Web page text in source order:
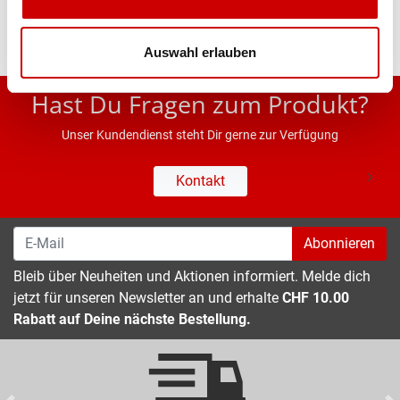
Auswahl erlauben
* UVP des Herstellers; Alle Preisangaben inkl. MwSt.
Hast Du Fragen zum Produkt?
Unser Kundendienst steht Dir gerne zur Verfügung
Kontakt
Abonnieren
Bleib über Neuheiten und Aktionen informiert. Melde dich
jetzt für unseren Newsletter an und erhalte CHF 10.00
Rabatt auf Deine nächste Bestellung.